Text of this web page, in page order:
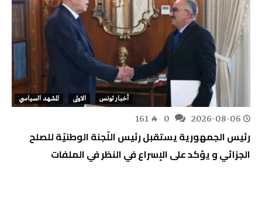
أخبار تونس الاولى المشهد السياسي
2026-08-06
161
رئيس الجمهورية يستقبل رئيس اللّجنة الوطنيّة للصلح
الجزائي و يؤكد على الإسراع في النظر في الملفات